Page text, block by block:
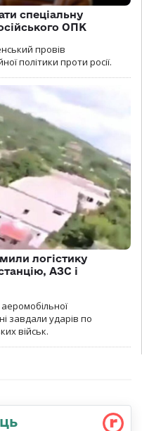
спеціальну
ОПК
провів
політики проти росії.
логістику
АЗС і
завдали ударів по
військ.